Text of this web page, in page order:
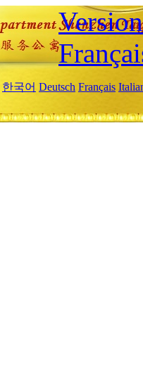
한국어 Deutsch Français